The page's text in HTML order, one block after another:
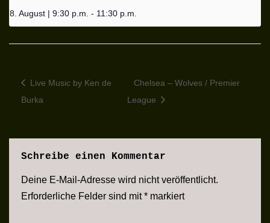
8. August | 9:30 p.m. - 11:30 p.m.
Live Music by Ken de
Burka
Chelsea – Wolves / Premier
League
Schreibe einen Kommentar
Deine E-Mail-Adresse wird nicht veröffentlicht.
Erforderliche Felder sind mit* markiert